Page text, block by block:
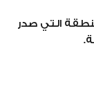
التي صدر